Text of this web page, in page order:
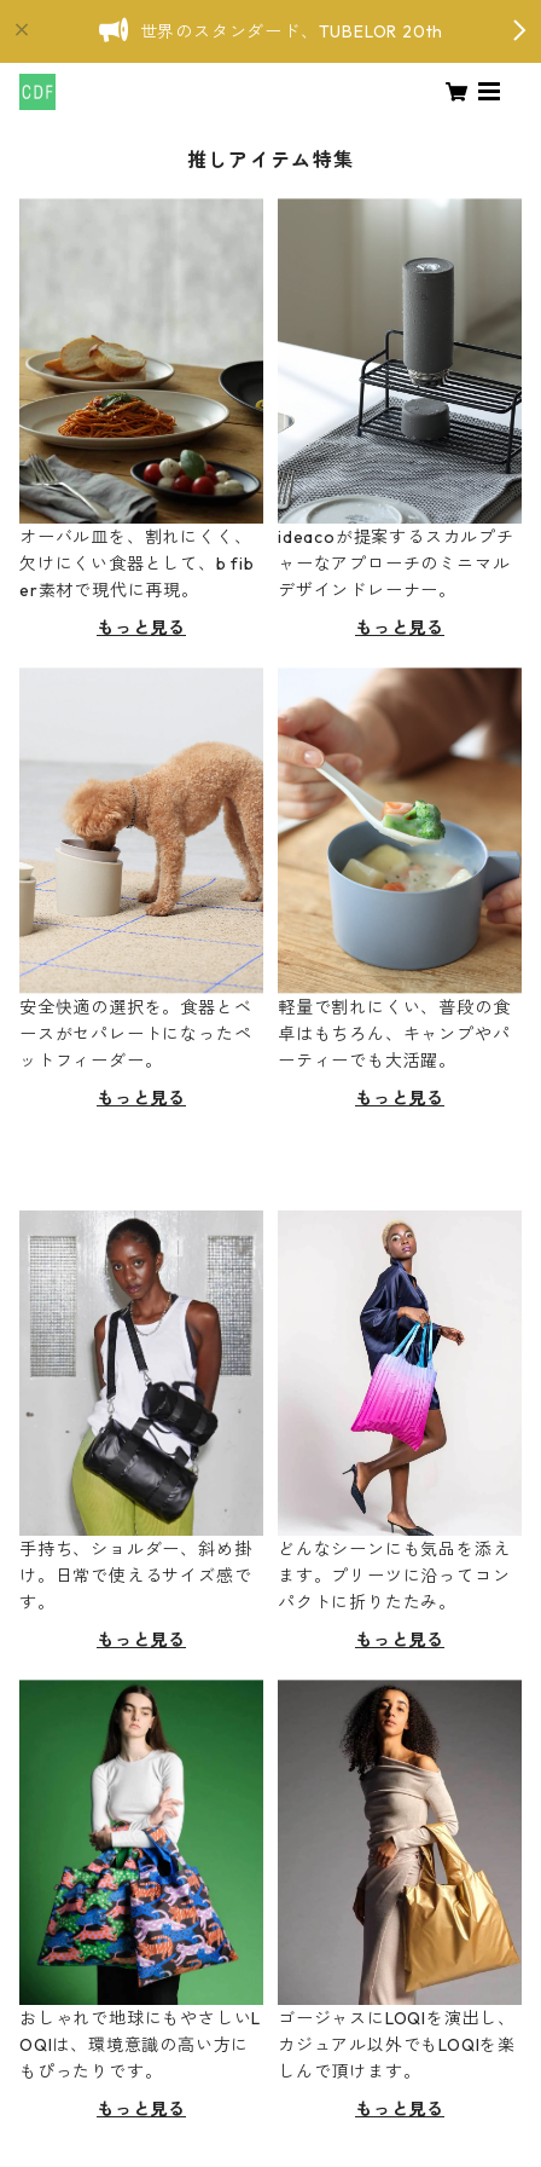
世界のスタンダード、TUBELOR 20th
推しアイテム特集
オーバル皿を、割れにくく、
欠けにくい食器として、b fib
er素材で現代に再現。
もっと見る
ideacoが提案するスカルプチ
ャーなアプローチのミニマル
デザインドレーナー。
もっと見る
安全快適の選択を。食器とベ
ースがセパレートになったペ
ットフィーダー。
もっと見る
軽量で割れにくい、普段の食
卓はもちろん、キャンプやパ
ーティーでも大活躍。
もっと見る
手持ち、ショルダー、斜め掛
け。日常で使えるサイズ感で
す。
もっと見る
どんなシーンにも気品を添え
ます。プリーツに沿ってコン
パクトに折りたたみ。
もっと見る
おしゃれで地球にもやさしいL
OQIは、環境意識の高い方に
もぴったりです。
もっと見る
ゴージャスにLOQIを演出し、
カジュアル以外でもLOQIを楽
しんで頂けます。
もっと見る